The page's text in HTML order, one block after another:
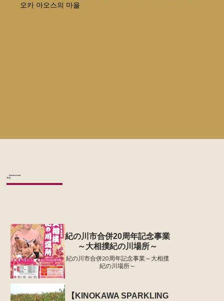
오카 아오스의 마을
Recommend
추천
紀の川市合併20周年記念事業
～大相撲紀の川場所～
紀の川市合併20周年記念事業～大相撲
紀の川場所～
【KINOKAWA SPARKLING